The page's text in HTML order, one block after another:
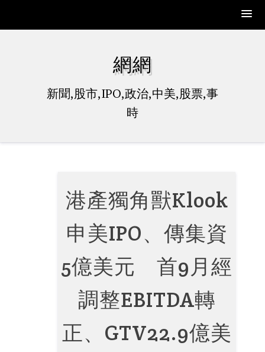
網網
新聞,股市,IPO,政治,中美,股票,事
時
港產獨角獸Klook
申美IPO、傳集資
5億美元 首9月經
調整EBITDA轉
正、GTV22.9億美